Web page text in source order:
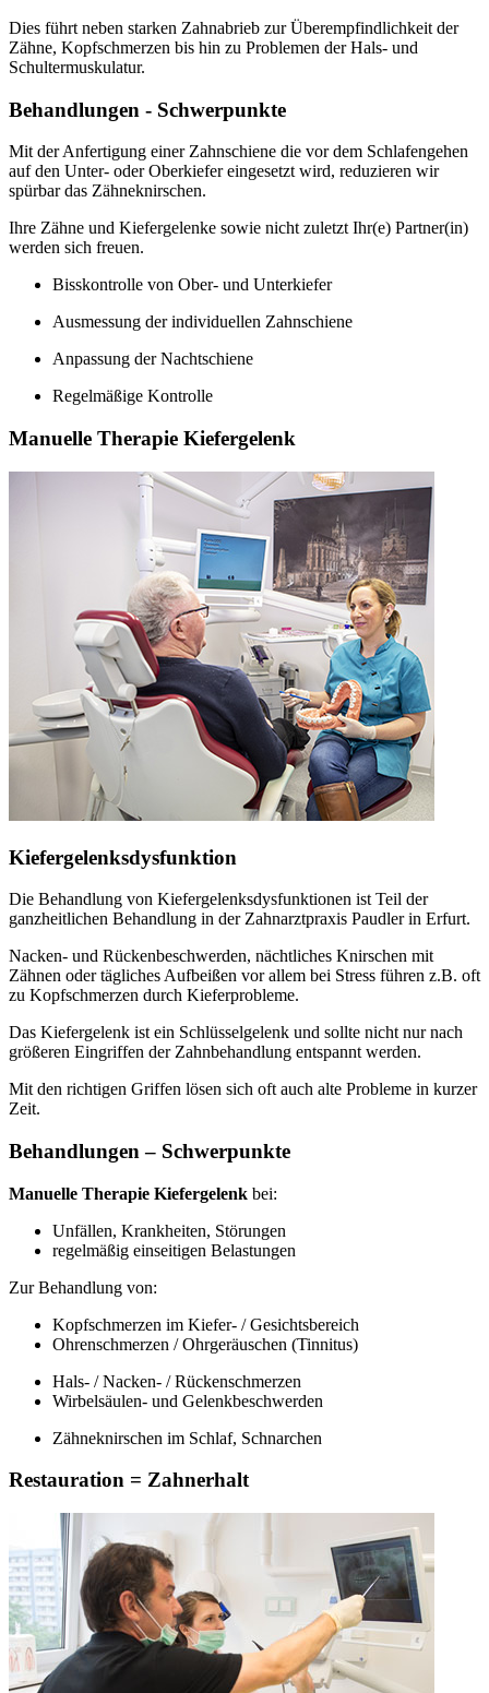
Dies führt neben starken Zahnabrieb zur Überempfindlichkeit der
Zähne, Kopfschmerzen bis hin zu Problemen der Hals- und
Schultermuskulatur.
Behandlungen - Schwerpunkte
Mit der Anfertigung einer Zahnschiene die vor dem Schlafengehen
auf den Unter- oder Oberkiefer eingesetzt wird, reduzieren wir
spürbar das Zähneknirschen.
Ihre Zähne und Kiefergelenke sowie nicht zuletzt Ihr(e) Partner(in)
werden sich freuen.
Bisskontrolle von Ober- und Unterkiefer
Ausmessung der individuellen Zahnschiene
Anpassung der Nachtschiene
Regelmäßige Kontrolle
Manuelle Therapie Kiefergelenk
Kiefergelenksdysfunktion
Die Behandlung von Kiefergelenksdysfunktionen ist Teil der
ganzheitlichen Behandlung in der Zahnarztpraxis Paudler in Erfurt.
Nacken- und Rückenbeschwerden, nächtliches Knirschen mit
Zähnen oder tägliches Aufbeißen vor allem bei Stress führen z.B. oft
zu Kopfschmerzen durch Kieferprobleme.
Das Kiefergelenk ist ein Schlüsselgelenk und sollte nicht nur nach
größeren Eingriffen der Zahnbehandlung entspannt werden.
Mit den richtigen Griffen lösen sich oft auch alte Probleme in kurzer
Zeit.
Behandlungen – Schwerpunkte
Manuelle Therapie Kiefergelenk bei:
Unfällen, Krankheiten, Störungen
regelmäßig einseitigen Belastungen
Zur Behandlung von:
Kopfschmerzen im Kiefer- / Gesichtsbereich
Ohrenschmerzen / Ohrgeräuschen (Tinnitus)
Hals- / Nacken- / Rückenschmerzen
Wirbelsäulen- und Gelenkbeschwerden
Zähneknirschen im Schlaf, Schnarchen
Restauration = Zahnerhalt